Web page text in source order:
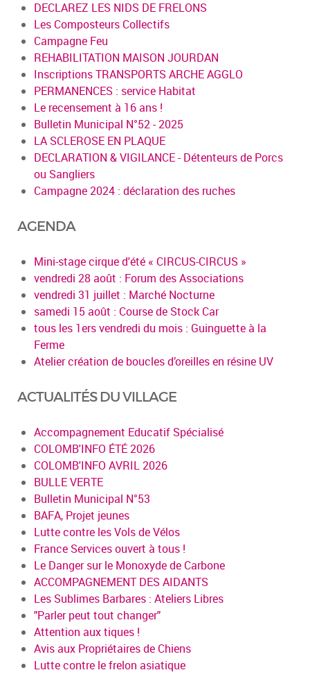
DECLAREZ LES NIDS DE FRELONS
Les Composteurs Collectifs
Campagne Feu
REHABILITATION MAISON JOURDAN
Inscriptions TRANSPORTS ARCHE AGGLO
PERMANENCES : service Habitat
Le recensement à 16 ans !
Bulletin Municipal N°52 - 2025
LA SCLEROSE EN PLAQUE
DECLARATION & VIGILANCE - Détenteurs de Porcs
ou Sangliers
Campagne 2024 : déclaration des ruches
AGENDA
Mini-stage cirque d'été « CIRCUS-CIRCUS »
vendredi 28 août : Forum des Associations
vendredi 31 juillet : Marché Nocturne
samedi 15 août : Course de Stock Car
tous les 1ers vendredi du mois : Guinguette à la
Ferme
Atelier création de boucles d’oreilles en résine UV
ACTUALITÉS DU VILLAGE
Accompagnement Educatif Spécialisé
COLOMB'INFO ÉTÉ 2026
COLOMB'INFO AVRIL 2026
BULLE VERTE
Bulletin Municipal N°53
BAFA, Projet jeunes
Lutte contre les Vols de Vélos
France Services ouvert à tous !
Le Danger sur le Monoxyde de Carbone
ACCOMPAGNEMENT DES AIDANTS
Les Sublimes Barbares : Ateliers Libres
"Parler peut tout changer"
Attention aux tiques !
Avis aux Propriétaires de Chiens
Lutte contre le frelon asiatique